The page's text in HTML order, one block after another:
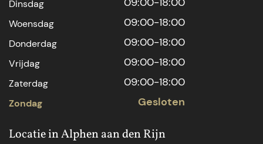
Dinsdag
Woensdag 09:00-18:00
Donderdag 09:00-18:00
Vrijdag 09:00-18:00
Zaterdag 09:00-18:00
Zondag Gesloten
Locatie in Alphen aan den Rijn